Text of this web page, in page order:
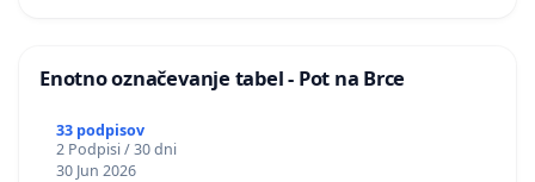
Enotno označevanje tabel - Pot na Brce
33 podpisov
2 Podpisi / 30 dni
30 Jun 2026